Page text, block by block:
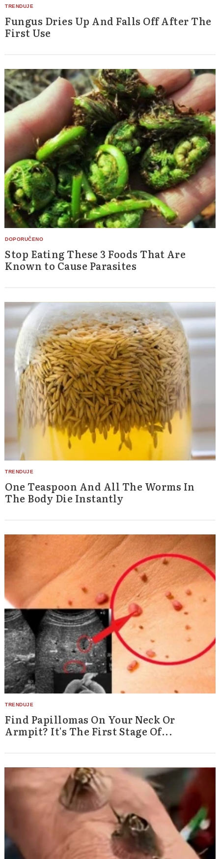
Fungus Dries Up And Falls Off After The
First Use
Stop Eating These 3 Foods That Are
Known to Cause Parasites
One Teaspoon And All The Worms In
The Body Die Instantly
Find Papillomas On Your Neck Or
Armpit? It's The First Stage Of...